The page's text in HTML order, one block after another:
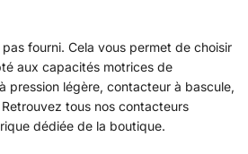
fourni. Cela vous permet de choisir
aux capacités motrices de
pression légère, contacteur à bascule,
tous nos contacteurs
dédiée de la boutique.